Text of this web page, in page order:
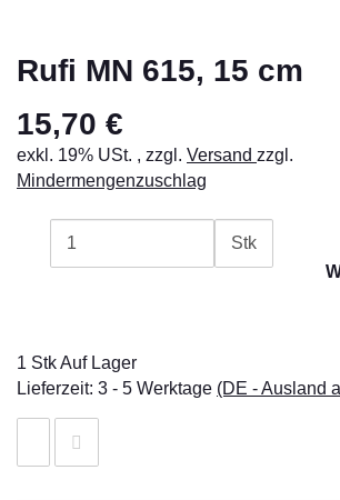
Rufi MN 615, 15 cm
15,70 €
exkl. 19% USt. , zzgl. Versand zzgl.
Mindermengenzuschlag
Stk
1 Stk Auf Lager
Lieferzeit: 3 - 5 Werktage (DE - Ausland